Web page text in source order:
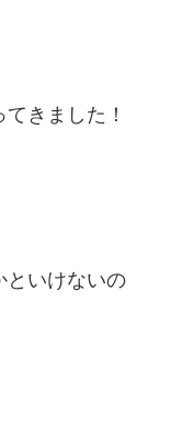
きました！
といけないの